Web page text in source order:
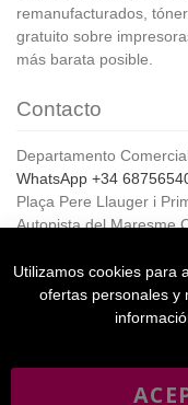
remanufacturados,
gratuito sobre
más barata posible.
Contacto
Departamento
WhatsApp +34
Plaça Pere Llauger i
Autopista del Maresme
Horario de Atención al
De lunes a jueves de
Viernes de 8:00 a 15:00
Utilizamos cookies para
ofertas personales y